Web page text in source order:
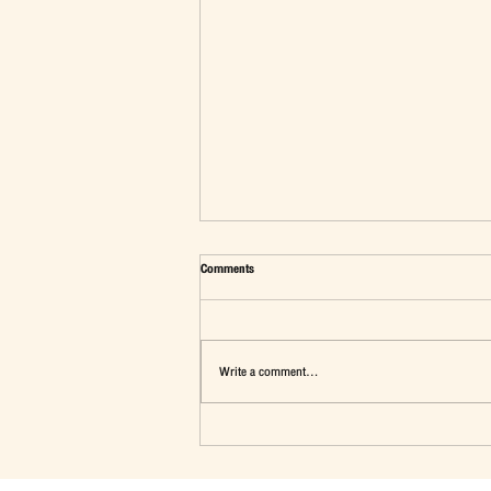
มุมมองต่อประเด็น"นักเรียนทุนรัฐบาลไทย"
Comments
Write a comment...